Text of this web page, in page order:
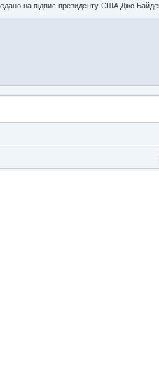
на підпис президенту США Джо